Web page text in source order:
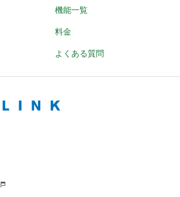
機能一覧
料金
よくある質問